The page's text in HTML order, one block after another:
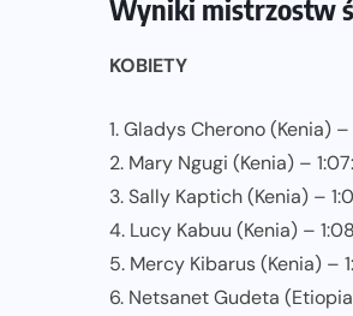
Wyniki mistrzostw
KOBIETY
1. Gladys Cherono (Kenia) –
2. Mary Ngugi (Kenia) –
3. Sally Kaptich (Kenia) –
4. Lucy Kabuu (Kenia) –
5. Mercy Kibarus (Kenia) –
6. Netsanet Gudeta